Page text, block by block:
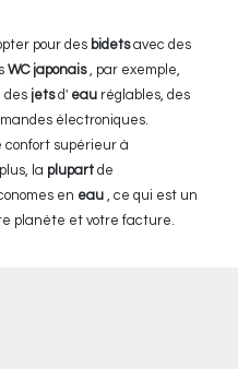
pour des bidetsavec des
WC japonais, par exemple,
des jetsd' eau réglables, des
électroniques.
supérieur à
la plupart de
en eau , ce qui est un
planète et votre facture.